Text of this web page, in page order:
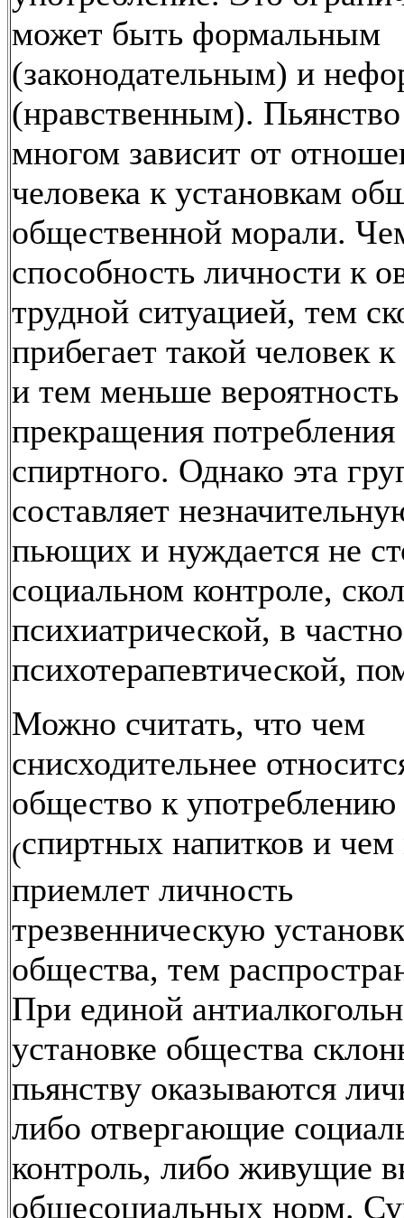
может быть формальным
(законодательным) и
(нравственным).
многом зависит от
человека к установкам
общественной морали.
способность личности к
трудной ситуацией, тем
прибегает такой человек
и тем меньше вероятность
прекращения потребления
спиртного. Однако эта
составляет
пьющих и нуждается не
социальном контроле,
психиатрической, в
психотерапевтической,
Можно считать, что чем
снисходительнее
общество к употреблению
(спиртных напитков и чем
приемлет личность
трезвенническую
общества, тем
При единой
установке общества
пьянству оказываются
либо отвергающие
контроль, либо живущие
общесоциальных норм.